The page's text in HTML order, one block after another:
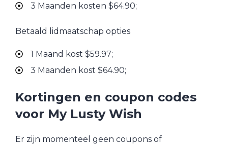
3 Maanden kosten $64.90;
Betaald lidmaatschap opties
1 Maand kost $59.97;
3 Maanden kost $64.90;
Kortingen en coupon codes
voor My Lusty Wish
Er zijn momenteel geen coupons of